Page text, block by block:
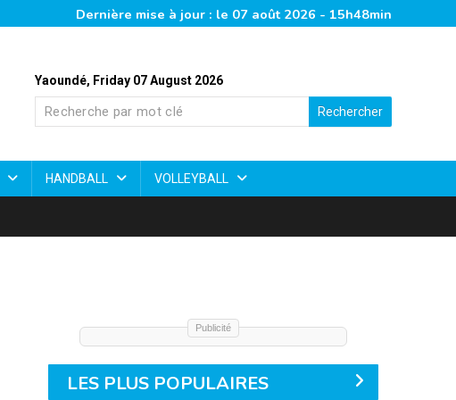
Dernière mise à jour : le 07 août 2026 - 15h48min
Yaoundé, Friday 07 August 2026
Rechercher
HANDBALL VOLLEYBALL
Publicité
LES PLUS POPULAIRES